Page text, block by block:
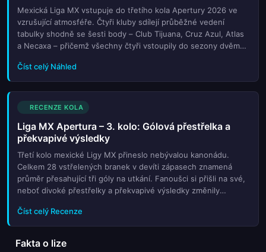
Mexická Liga MX vstupuje do třetího kola Apertury 2026 ve
vzrušující atmosféře. Čtyři kluby sdílejí průběžné vedení
tabulky shodně se šesti body – Club Tijuana, Cruz Azul, Atlas
a Necaxa – přičemž všechny čtyři vstoupily do sezony dvěma
Číst celý Náhled
RECENZE KOLA
Liga MX Apertura – 3. kolo: Gólová přestřelka a
překvapivé výsledky
Třetí kolo mexické Ligy MX přineslo nebývalou kanonádu.
Celkem 28 vstřelených branek v devíti zápasech znamená
průměr přesahující tři góly na utkání. Fanoušci si přišli na své,
neboť divoké přestřelky a překvapivé výsledky změnily
senza...
Číst celý Recenze
Fakta o lize